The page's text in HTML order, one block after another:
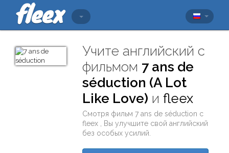
Учите английский с
фильмом 7 ans de
séduction (A Lot
Like Love) иfleex
Смотря фильм7 ans de séduction с
fleex
, Вы улучшите свой английский
без особых усилий.